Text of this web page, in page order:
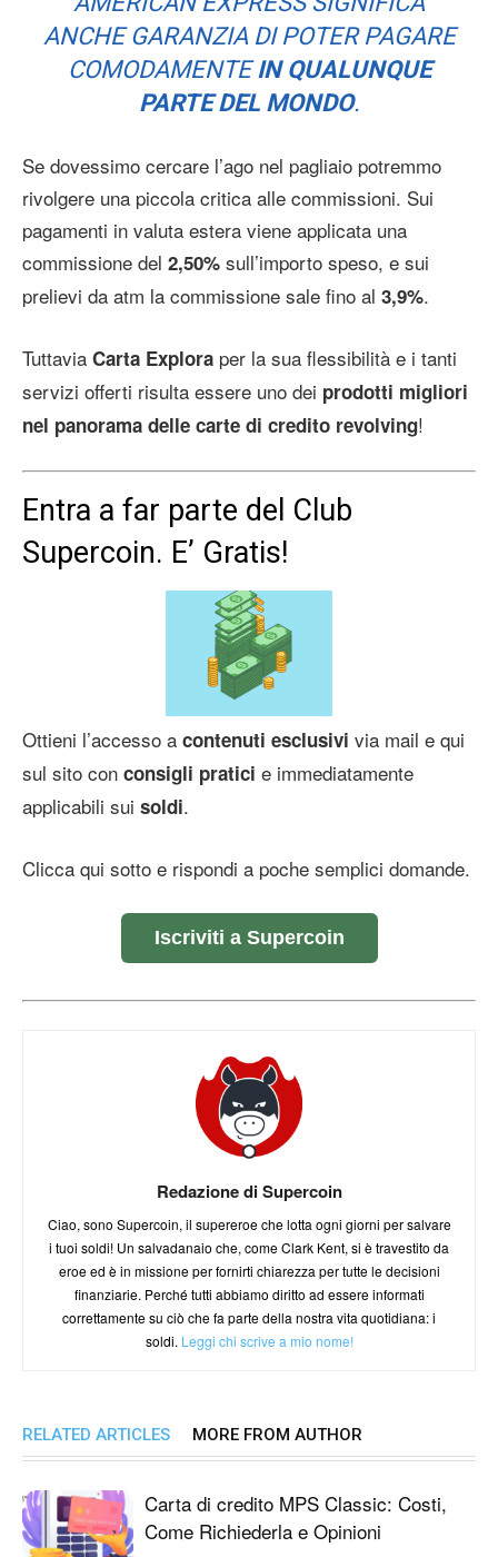
ANCHE GARANZIA DI POTER PAGARE
COMODAMENTEIN QUALUNQUE
PARTE DEL MONDO.
Se dovessimo cercare l’ago nel pagliaio potremmo
rivolgere una piccola critica alle commissioni. Sui
pagamenti in valuta estera viene applicata una
commissione del 2,50% sull’importo speso, e sui
prelievi da atm la commissione sale fino al 3,9%.
Tuttavia Carta Explora per la sua flessibilità e i tanti
servizi offerti risulta essere uno dei prodotti migliori
nel panorama delle carte di credito revolving!
Entra a far parte del Club
Supercoin. E’ Gratis!
Ottieni l’accesso a contenuti esclusivi via mail e qui
sul sito con consigli pratici e immediatamente
applicabili sui soldi.
Clicca qui sotto e rispondi a poche semplici domande.
Iscriviti a Supercoin
Redazione di Supercoin
Ciao, sono Supercoin, il supereroe che lotta ogni giorni per salvare
i tuoi soldi! Un salvadanaio che, come Clark Kent, si è travestito da
eroe ed è in missione per fornirti chiarezza per tutte le decisioni
finanziarie. Perché tutti abbiamo diritto ad essere informati
correttamente su ciò che fa parte della nostra vita quotidiana: i
soldi. Leggi chi scrive a mio nome!
RELATED ARTICLES MORE FROM AUTHOR
Carta di credito MPS Classic: Costi,
Come Richiederla e Opinioni